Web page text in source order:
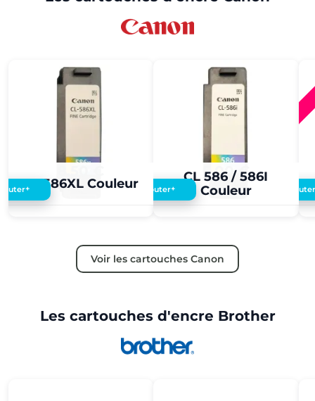
CL 586XL Couleur
+
CL 586 / 586I
Couleur
5,00 €
Ajouter+
Voir les cartouches Canon
Les cartouches d'encre Brother